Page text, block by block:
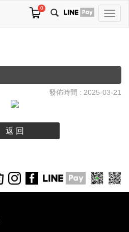
切
換
0
發佈時間 : 2025-03-21
返 回